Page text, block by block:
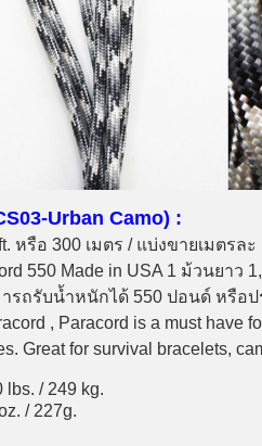
Urban Camo) :
หรือ 300 เมตร / แบ่งขายเมตรล
550 Made in USA 1 ม้วนยาว
ารถรับน้ำหนักได้ 550 ปอนด์ หรือ
, Paracord is a must have
Great for survival bracelets,
lbs. / 249 kg.
/ 227g.